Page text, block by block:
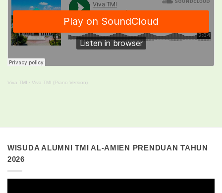
Viva TMI · Viva TMI (Piano Version)
WISUDA ALUMNI TMI AL-AMIEN PRENDUAN TAHUN
2026